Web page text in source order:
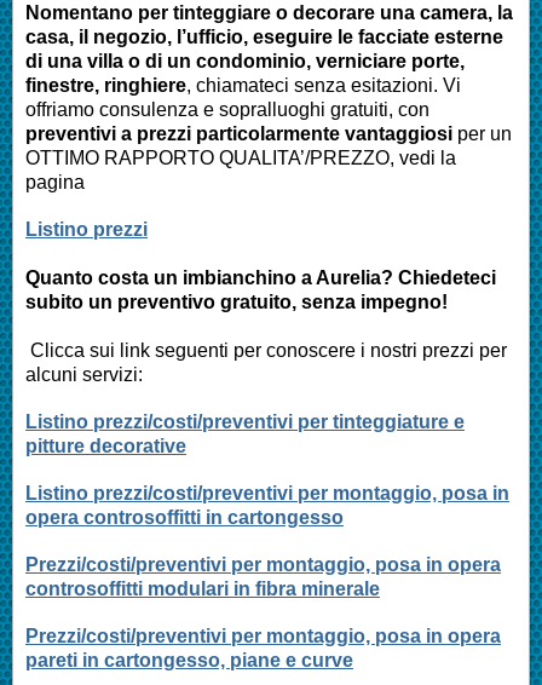
Nomentano per tinteggiare o decorare una camera, la
casa, il negozio, l’ufficio, eseguire le facciate esterne
di una villa o di un condominio, verniciare porte,
finestre, ringhiere, chiamateci senza esitazioni. Vi
offriamo consulenza e sopralluoghi gratuiti, con
preventivi a prezzi particolarmente vantaggiosi per un
OTTIMO RAPPORTO QUALITA’/PREZZO, vedi la
pagina
Listino prezzi
Quanto costa un imbianchino aAurelia? Chiedeteci
subito un preventivo gratuito, senza impegno!
Clicca sui link seguenti per conoscere i nostri prezzi per
alcuni servizi:
Listino prezzi/costi/preventivi per tinteggiature e
pitture decorative
Listino prezzi/costi/preventivi per montaggio, posa in
opera controsoffitti in cartongesso
Prezzi/costi/preventivi per montaggio, posa in opera
controsoffitti modulari in fibra minerale
Prezzi/costi/preventivi per montaggio, posa in opera
pareti in cartongesso, piane e curve